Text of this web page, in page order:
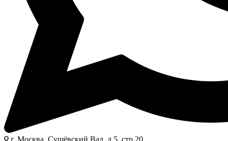
г. Москва, Сущёвский Вал, д.5, стр.20